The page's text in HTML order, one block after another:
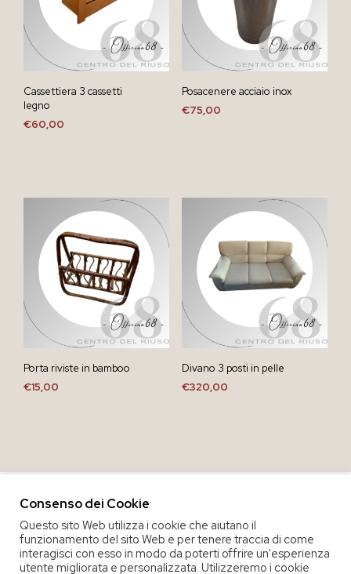
Cassettiera 3 cassetti
legno
€60,00
Posacenere acciaio inox
€75,00
Porta riviste in bamboo
€15,00
Divano 3 posti in pelle
€320,00
Consenso dei Cookie
Questo sito Web utilizza i cookie che aiutano il
funzionamento del sito Web e per tenere traccia di come
interagisci con esso in modo da poterti offrire un'esperienza
utente migliorata e personalizzata. Utilizzeremo i cookie